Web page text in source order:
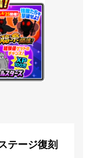
テージ復刻